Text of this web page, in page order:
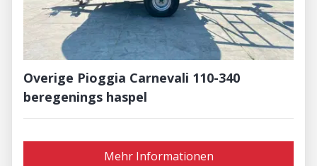
Overige Pioggia Carnevali 110-340
beregenings haspel
Mehr Informationen